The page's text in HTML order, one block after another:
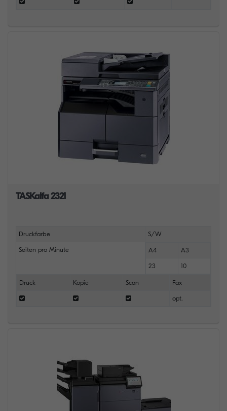
TASKalfa 2321
Druckfarbe S/W
Seiten pro Minute A4 A3
23 10
Druck Kopie Scan Fax
opt.